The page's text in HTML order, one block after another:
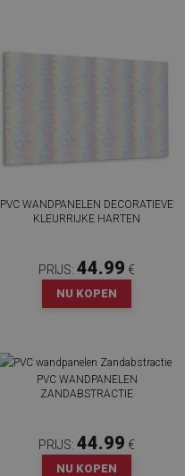
PVC WANDPANELEN DECORATIEVE
KLEURRIJKE HARTEN
PRIJS: 44.99 €
NU KOPEN
PVC WANDPANELEN
ZANDABSTRACTIE
PRIJS: 44.99 €
NU KOPEN